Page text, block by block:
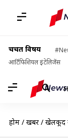
चर्चित विषय
आर्टिफिशियल इंटेलिजेंस
होम / खबरें / खेलकूद